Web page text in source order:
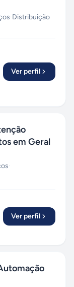
·Distribuição
Ver perfil
em Geral
·
Ver perfil